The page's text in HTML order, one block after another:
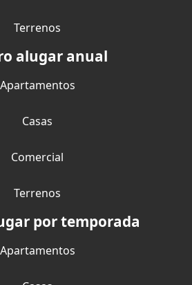
Terrenos
alugar anual
Apartamentos
Casas
Comercial
Terrenos
por temporada
Apartamentos